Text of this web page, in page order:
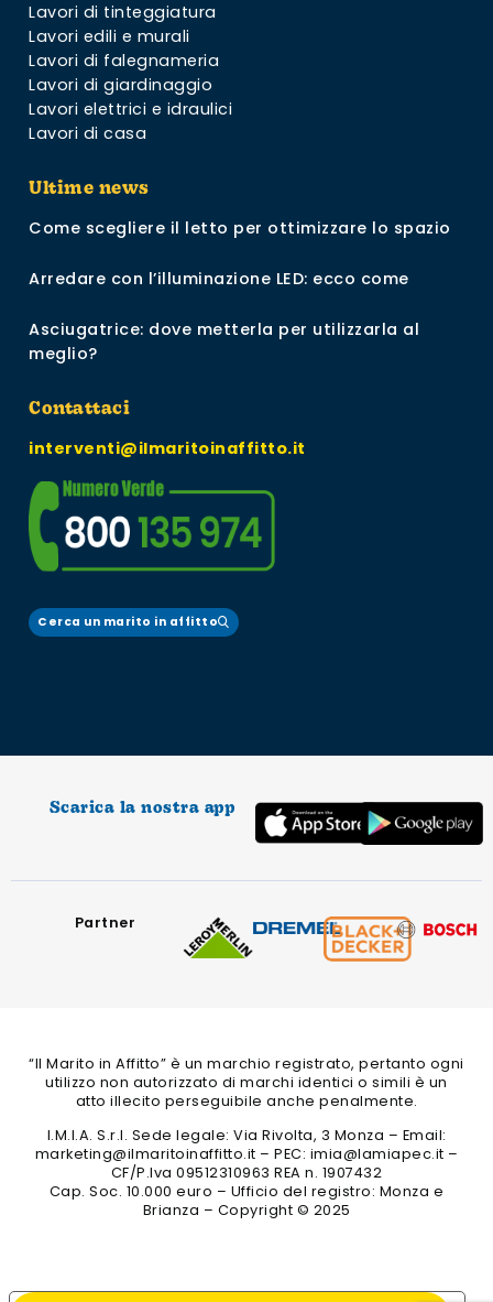
Lavori di tinteggiatura
Lavori edili e murali
Lavori di falegnameria
Lavori di giardinaggio
Lavori elettrici e idraulici
Lavori di casa
Ultime news
Come scegliere il letto per ottimizzare lo spazio
Arredare con l’illuminazione LED: ecco come
Asciugatrice: dove metterla per utilizzarla al
meglio?
Contattaci
interventi@ilmaritoinaffitto.it
Cerca un marito in affitto
Scarica la nostra app
Partner
“Il Marito in Affitto” è un marchio registrato, pertanto ogni
utilizzo non autorizzato di marchi identici o simili è un
atto illecito perseguibile anche penalmente.
I.M.I.A. S.r.l. Sede legale: Via Rivolta, 3 Monza – Email:
marketing@ilmaritoinaffitto.it – PEC: imia@lamiapec.it –
CF/P.Iva 09512310963 REA n. 1907432
Cap. Soc. 10.000 euro – Ufficio del registro: Monza e
Brianza – Copyright © 2025